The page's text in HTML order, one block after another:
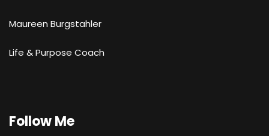
Maureen Burgstahler
Life & Purpose Coach
Follow Me